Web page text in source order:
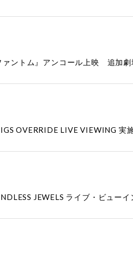
ントム』アンコール上映 追加劇
OVERRIDE LIVE VIEWING 実
JEWELS ライブ・ビュー